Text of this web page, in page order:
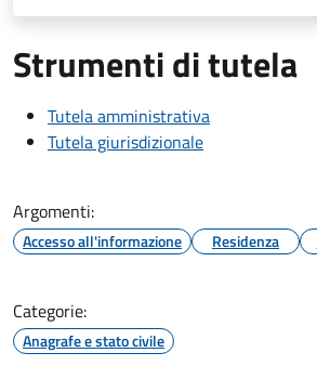
Strumenti di tutela
Tutela amministrativa
Tutela giurisdizionale
Argomenti:
Accesso all'informazione Residenza
Categorie:
Anagrafe e stato civile